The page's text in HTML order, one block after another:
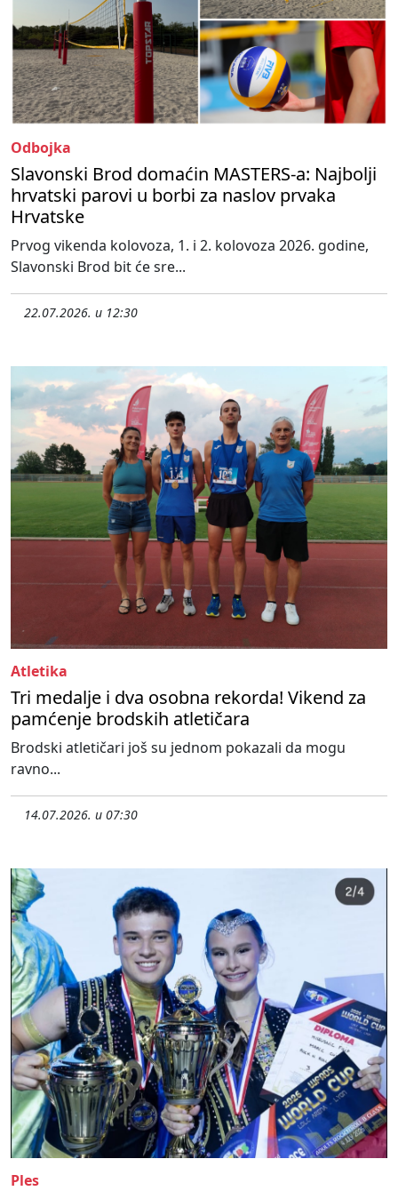
Odbojka
Slavonski Brod domaćin MASTERS-a: Najbolji
hrvatski parovi u borbi za naslov prvaka
Hrvatske
Prvog vikenda kolovoza, 1. i 2. kolovoza 2026. godine,
Slavonski Brod bit će sre...
22.07.2026. u 12:30
Atletika
Tri medalje i dva osobna rekorda! Vikend za
pamćenje brodskih atletičara
Brodski atletičari još su jednom pokazali da mogu
ravno...
14.07.2026. u 07:30
Ples